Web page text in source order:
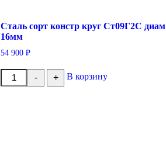
Сталь сорт констр круг Ст09Г2С диам
16мм
54 900₽
-
Количество
товара
+ В корзину